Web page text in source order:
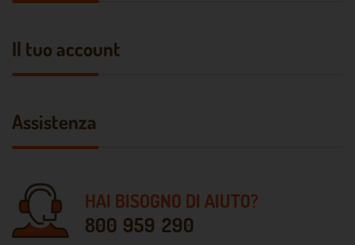
Il tuo account
Assistenza
HAI BISOGNO DI AIUTO?
800 959 290